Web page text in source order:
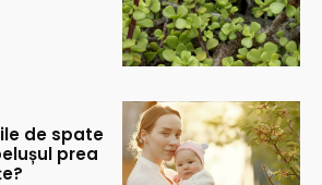
de spate
prea